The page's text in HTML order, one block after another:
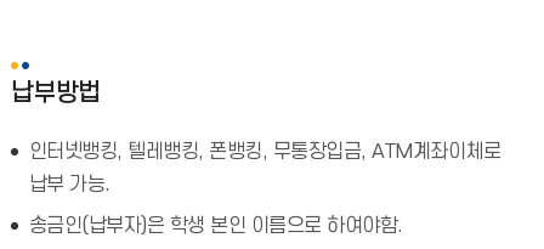
납부방법
인터넷뱅킹, 텔레뱅킹, 폰뱅킹, 무통장입금, ATM계좌이체로
납부 가능.
송금인(납부자)은 학생 본인 이름으로 하여야함.